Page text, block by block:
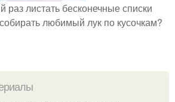
листать бесконечные списки
любимый лук по кусочкам?